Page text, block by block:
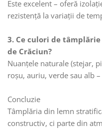
Este excelent – oferă
rezistență la variații de
3. Ce culori de
de Crăciun?
Nuanțele naturale (stejar,
roșu, auriu, verde sau alb
Concluzie
Tâmplăria din lemn
constructiv, ci parte din